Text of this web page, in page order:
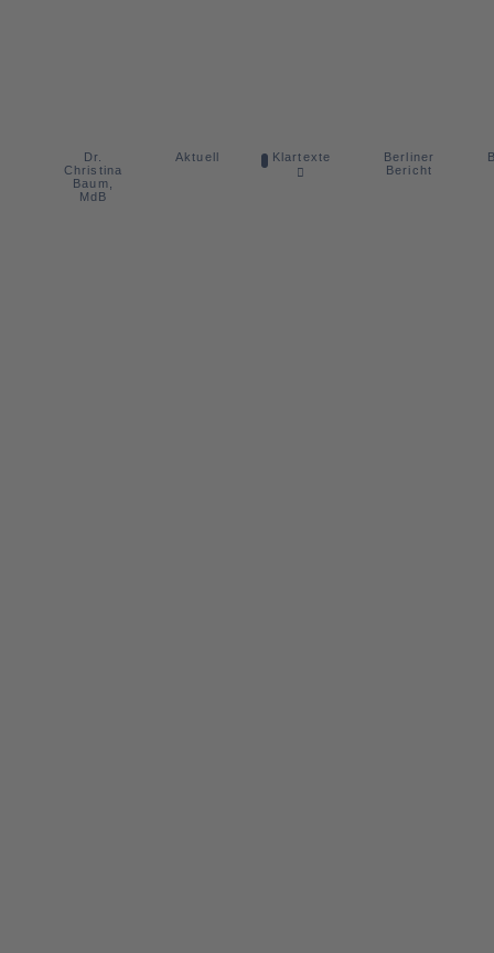
Dr.
Christina
Baum,
MdB
Aktuell Klartexte
Berliner
Bericht